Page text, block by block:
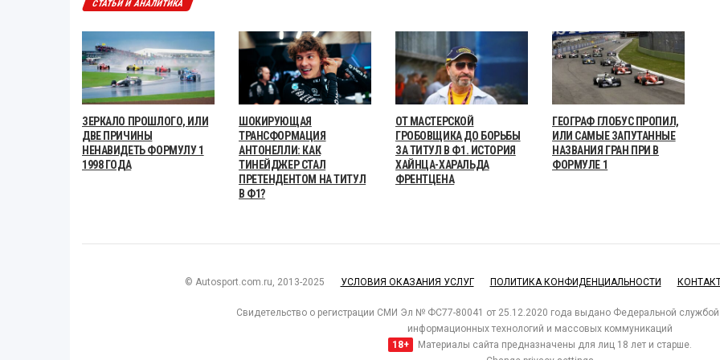
СТАТЬИ И АНАЛИТИКА
ЗЕРКАЛО ПРОШЛОГО, ИЛИ
ДВЕ ПРИЧИНЫ
НЕНАВИДЕТЬ ФОРМУЛУ 1
1998 ГОДА
ШОКИРУЮЩАЯ
ТРАНСФОРМАЦИЯ
АНТОНЕЛЛИ: КАК
ТИНЕЙДЖЕР СТАЛ
ПРЕТЕНДЕНТОМ НА ТИТУЛ
В Ф1?
ОТ МАСТЕРСКОЙ
ГРОБОВЩИКА ДО БОРЬБЫ
ЗА ТИТУЛ В Ф1. ИСТОРИЯ
ХАЙНЦА-ХАРАЛЬДА
ФРЕНТЦЕНА
ГЕОГРАФ ГЛОБУС ПРОПИЛ,
ИЛИ САМЫЕ ЗАПУТАННЫЕ
НАЗВАНИЯ ГРАН ПРИ В
ФОРМУЛЕ 1
© Autosport.com.ru, 2013-2025 УСЛОВИЯ ОКАЗАНИЯ УСЛУГ ПОЛИТИКА КОНФИДЕНЦИАЛЬНОСТИ
Свидетельство о регистрации СМИ Эл № ФС77-80041 от 25.12.2020 года выдано Федеральной службой
информационных технологий и массовых коммуникаций
18+
Материалы сайта предназначены для лиц 18 лет и старше.